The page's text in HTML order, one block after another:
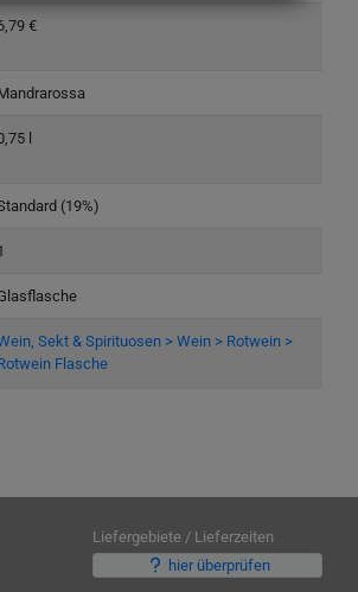
€
l
(19%)
Sekt & Spirituosen > Wein > Rotwein >
Flasche
Liefergebiete / Lieferzeiten
hier überprüfen